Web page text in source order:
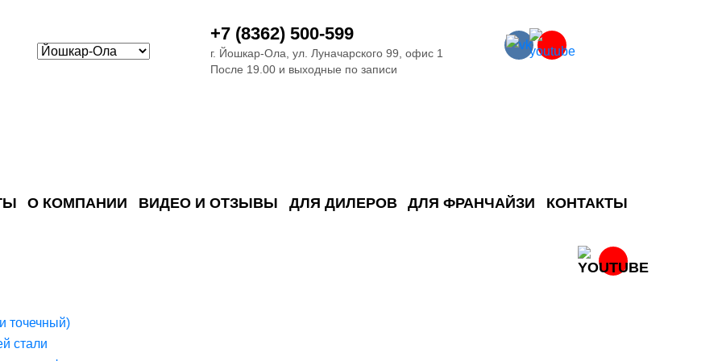
+7 (8362) 500-599
г. Йошкар-Ола, ул. Луначарского 99, офис 1
После 19.00 и выходные по записи
О КОМПАНИИ ВИДЕО И ОТЗЫВЫ ДЛЯ ДИЛЕРОВ ДЛЯ ФРАНЧАЙЗИ КОНТАКТЫ
точечный)
стали